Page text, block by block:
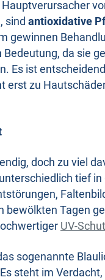
sind antioxidative
gewinnen
da sie
Es ist
erst zu
doch zu viel
tief in
bewölkten Tagen
UV-
sogenannte
steht im